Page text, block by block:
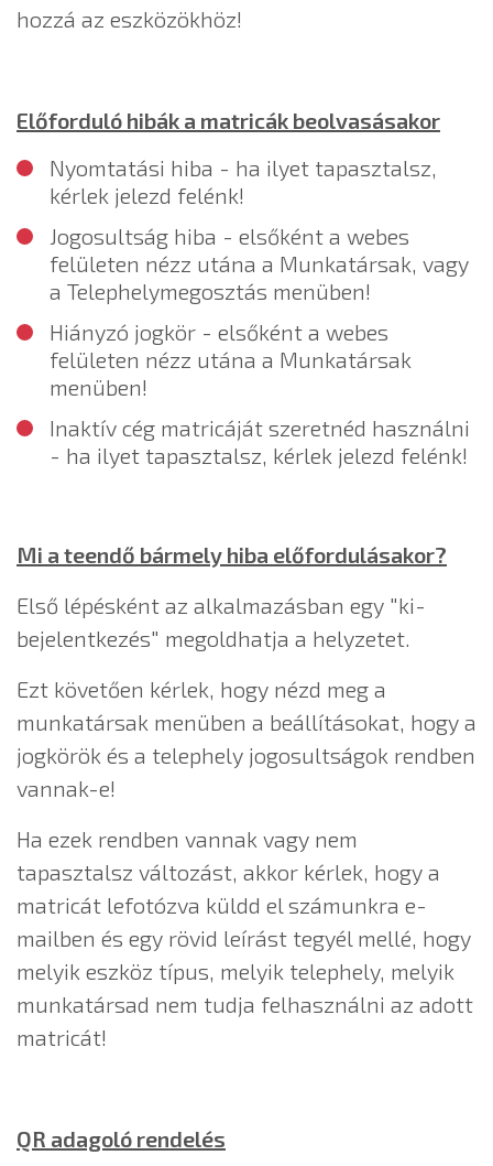
hozzá az eszközökhöz!
Előforduló hibák a matricák beolvasásakor
Nyomtatási hiba - ha ilyet tapasztalsz,
kérlek jelezd felénk!
Jogosultság hiba - elsőként a webes
felületen nézz utána a Munkatársak, vagy
a Telephelymegosztás menüben!
Hiányzó jogkör - elsőként a webes
felületen nézz utána a Munkatársak
menüben!
Inaktív cég matricáját szeretnéd használni
- ha ilyet tapasztalsz, kérlek jelezd felénk!
Mi a teendő bármely hiba előfordulásakor?
Első lépésként az alkalmazásban egy "ki-
bejelentkezés" megoldhatja a helyzetet.
Ezt követően kérlek, hogy nézd meg a
munkatársak menüben a beállításokat, hogy a
jogkörök és a telephely jogosultságok rendben
vannak-e!
Ha ezek rendben vannak vagy nem
tapasztalsz változást, akkor kérlek, hogy a
matricát lefotózva küldd el számunkra e-
mailben és egy rövid leírást tegyél mellé, hogy
melyik eszköz típus, melyik telephely, melyik
munkatársad nem tudja felhasználni az adott
matricát!
QR adagoló rendelés